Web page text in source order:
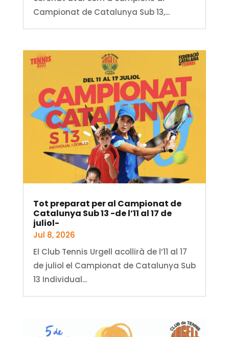
Campionat de Catalunya Sub 13,...
Tot preparat per al Campionat de
Catalunya Sub 13 -de l’11 al 17 de
juliol-
Jul 8, 2026
El Club Tennis Urgell acollirà de l’11 al 17
de juliol el Campionat de Catalunya Sub
13 Individual...